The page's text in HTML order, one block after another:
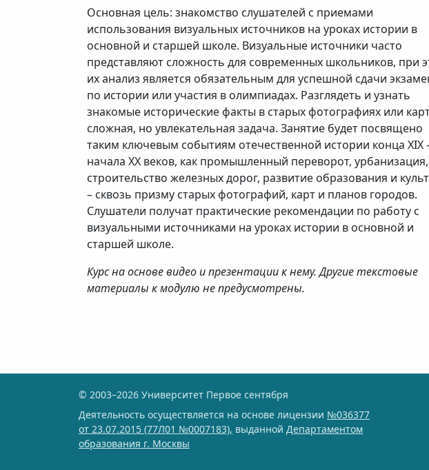
Основная цель: знакомство слушателей с приемами
использования визуальных источников на уроках истории в
основной и старшей школе. Визуальные источники часто
представляют сложность для современных школьников, при
их анализ является обязательным для успешной сдачи
по истории или участия в олимпиадах. Разглядеть и узнать
знакомые исторические факты в старых фотографиях или
сложная, но увлекательная задача. Занятие будет посвящено
таким ключевым событиям отечественной истории конца XIX
начала XX веков, как промышленный переворот, урбанизация,
строительство железных дорог, развитие образования и
– сквозь призму старых фотографий, карт и планов городов.
Слушатели получат практические рекомендации по работу с
визуальными источниками на уроках истории в основной и
старшей школе.
Курс на основе видео и презентации к нему. Другие текстовые
материалы к модулю не предусмотрены.
© 2003–2026 Университет Первое сентября
Деятельность осуществляется на основе лицензии №036377
от 23.07.2015 (77Л01 №0007183), выданной Департаментом
образования г. Москвы